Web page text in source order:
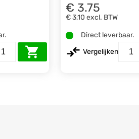
€ 3.75
€ 3,10 excl. BTW
Direct leverbaar.
Vergelijken